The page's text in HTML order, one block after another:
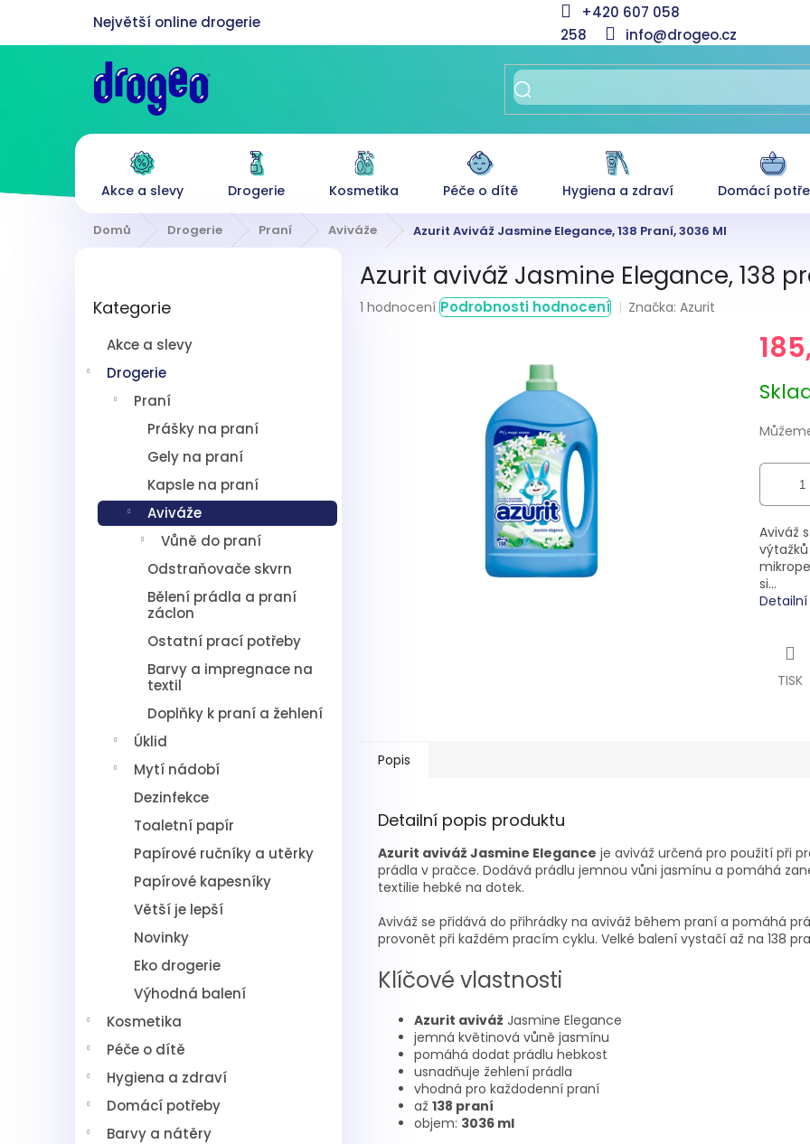
obsah
+420 607 058
258
info@drogeo.cz
Akce a slevy Drogerie Kosmetika Péče o dítě Hygiena a zdraví Domácí
Domů Drogerie Praní Aviváže Azurit Aviváž Jasmine Elegance, 138 Praní, 3036 Ml
kategorie
Kategorie
Akce a slevy
Drogerie
Praní
Prášky na praní
Gely na praní
Kapsle na praní
Aviváže
Vůně do praní
Odstraňovače skvrn
Bělení prádla a praní
záclon
Ostatní prací potřeby
Barvy a impregnace na
textil
Doplňky k praní a žehlení
Úklid
Mytí nádobí
Dezinfekce
Toaletní papír
Papírové ručníky a utěrky
Papírové kapesníky
Větší je lepší
Novinky
Eko drogerie
Výhodná balení
Kosmetika
Péče o dítě
Hygiena a zdraví
Domácí potřeby
Barvy a nátěry
Azurit aviváž Jasmine Elegance, 138
Průměrné
1 hodnocení Podrobnosti hodnocení Značka:Azurit
cena:
Aviváž
si…
TISK
Popis
Detailní popis produktu
Azurit aviváž Jasmine Elegance je aviváž určená pro použití při
prádla v pračce. Dodává prádlu jemnou vůni jasmínu a pomáhá
textilie hebké na dotek.
Aviváž se přidává do přihrádky na aviváž během praní a pomáhá
provonět při každém pracím cyklu. Velké balení vystačí až na 138
Klíčové vlastnosti
Azurit aviváž Jasmine Elegance
jemná květinová vůně jasmínu
pomáhá dodat prádlu hebkost
usnadňuje žehlení prádla
vhodná pro každodenní praní
až 138 praní
objem: 3036 ml